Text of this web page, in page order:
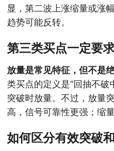
显，第二波上涨缩量或涨
趋势可能反转。
第三类买点一定要
放量是常见特征，但不是
类买点的定义是“回抽不破
突破时放量。不过，放量
高，信号可靠性更强；缩
如何区分有效突破